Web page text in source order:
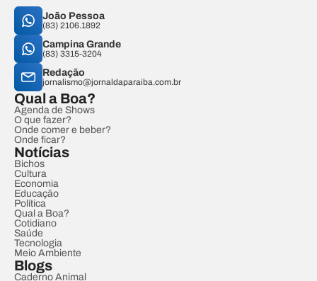
João Pessoa
(83) 2106.1892
Campina Grande
(83) 3315-3204
Redação
jornalismo@jornaldaparaiba.com.br
Qual a Boa?
Agenda de Shows
O que fazer?
Onde comer e beber?
Onde ficar?
Notícias
Bichos
Cultura
Economia
Educação
Política
Qual a Boa?
Cotidiano
Saúde
Tecnologia
Meio Ambiente
Blogs
Caderno Animal